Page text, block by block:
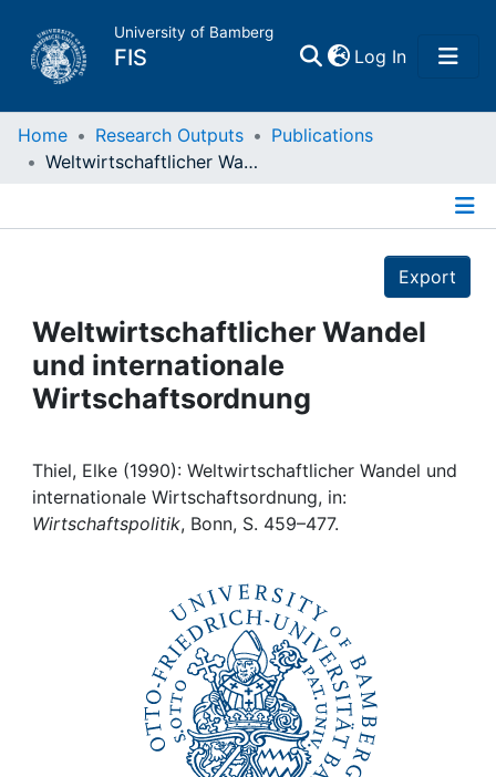
University of Bamberg
FIS Log In(current)
Home
Projects
People
Awards
Home Research Outputs
Publications
Weltwirtschaftlicher Wandel und internationale Wirtschaftsordnung
Export
Weltwirtschaftlicher Wandel
und internationale
Wirtschaftsordnung
Thiel, Elke (1990): Weltwirtschaftlicher Wandel und
internationale Wirtschaftsordnung, in:
Wirtschaftspolitik, Bonn, S. 459–477.